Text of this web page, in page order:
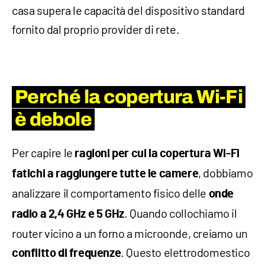
casa supera le capacità del dispositivo standard
fornito dal proprio provider di rete.
Perché la copertura Wi-Fi
è debole
Per capire le ragioni per cui la copertura Wi-Fi
fatichi a raggiungere tutte le camere, dobbiamo
analizzare il comportamento fisico delle onde
radio a 2,4 GHz e 5 GHz. Quando collochiamo il
router vicino a un forno a microonde, creiamo un
conflitto di frequenze. Questo elettrodomestico